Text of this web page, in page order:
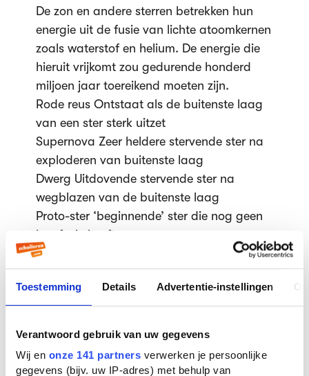
Toestemming Details Advertentie-instellingen
Verantwoord gebruik van uw gegevens
Wij en onze 141 partners verwerken je persoonlijke
gegevens (bijv. uw IP-adres) met behulp van
De zon en andere sterren betrekken hun
energie uit de fusie van lichte atoomkernen
zoals waterstof en helium. De energie die
hieruit vrijkomt zou gedurende honderd
miljoen jaar toereikend moeten zijn.
Rode reus Ontstaat als de buitenste laag
van een ster sterk uitzet
Supernova Zeer heldere stervende ster na
exploderen van buitenste laag
Dwerg Uitdovende stervende ster na
wegblazen van de buitenste laag
Proto-ster ‘beginnende’ ster die nog geen
kernfusie heeft
Neutronenster Geeft geen licht, maar is
soms aanneembaar als pulsar (= sterren
die heel snel om hun eigen as draaien)
Zwart gat In elkaar geklapte neutronenster
met zeer sterk gravitatieveld
Op volgorde: